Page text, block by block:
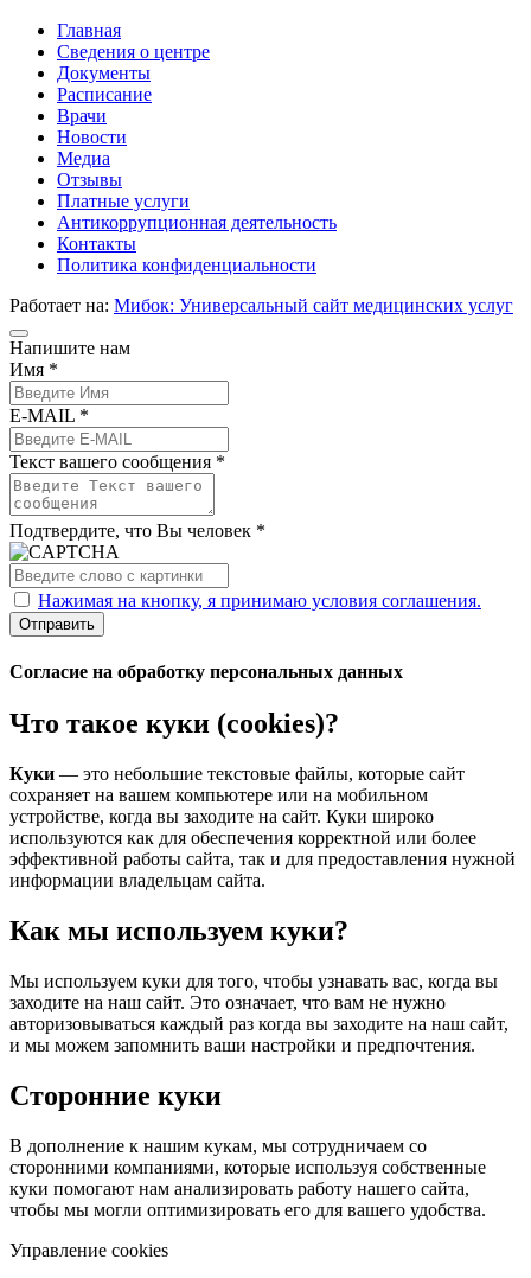
Главная
Сведения о центре
Документы
Расписание
Врачи
Новости
Медиа
Отзывы
Платные услуги
Антикоррупционная деятельность
Контакты
Политика конфиденциальности
Работает на: Мибок: Универсальный сайт медицинских услуг
Напишите нам
Имя *
E-MAIL *
Текст вашего сообщения *
Подтвердите, что Вы человек *
Нажимая на кнопку, я принимаю условия соглашения.
Отправить
Согласие на обработку персональных данных
Что такое куки (cookies)?
Куки — это небольшие текстовые файлы, которые сайт
сохраняет на вашем компьютере или на мобильном
устройстве, когда вы заходите на сайт. Куки широко
используются как для обеспечения корректной или более
эффективной работы сайта, так и для предоставления нужной
информации владельцам сайта.
Как мы используем куки?
Мы используем куки для того, чтобы узнавать вас, когда вы
заходите на наш сайт. Это означает, что вам не нужно
авторизовываться каждый раз когда вы заходите на наш сайт,
и мы можем запомнить ваши настройки и предпочтения.
Сторонние куки
В дополнение к нашим кукам, мы сотрудничаем со
сторонними компаниями, которые используя собственные
куки помогают нам анализировать работу нашего сайта,
чтобы мы могли оптимизировать его для вашего удобства.
Управление cookies